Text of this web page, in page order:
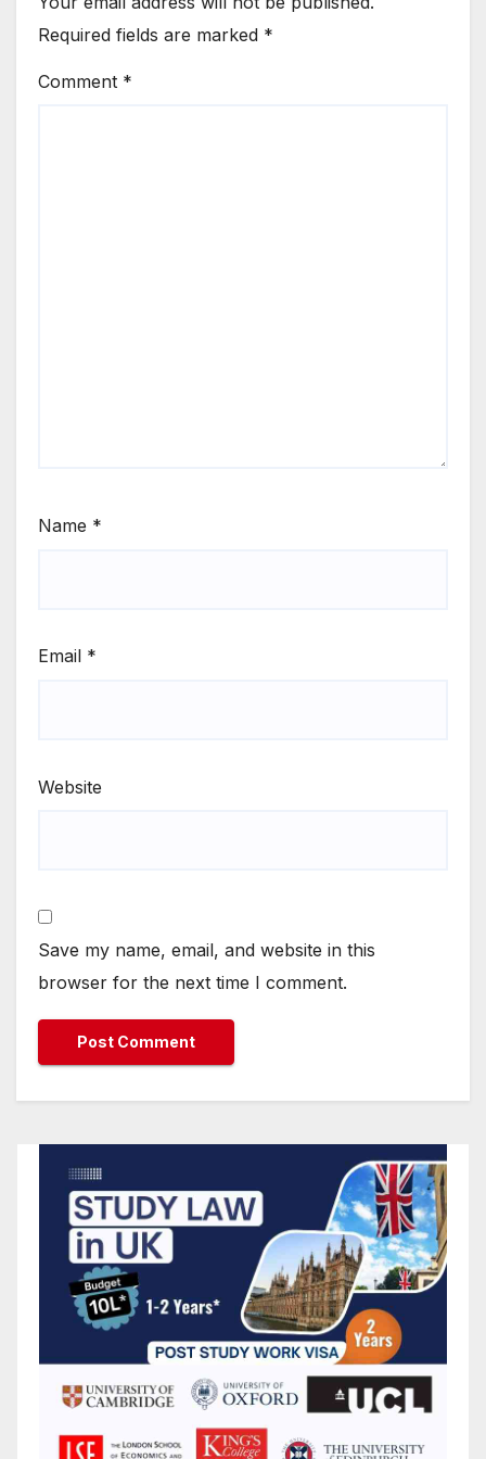
Required fields are marked *
Comment *
Name *
Email *
Website
Save my name, email, and website in this
browser for the next time I comment.